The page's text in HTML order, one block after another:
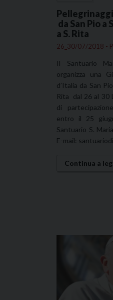
da San Pio a
a S. Rita
26_30/07/2018 -
Il Santuario
organizza una
d’Italia da San
Rita dal 26 al 30
di
entro il 25
Santuario S.
E-mail:
Continua a